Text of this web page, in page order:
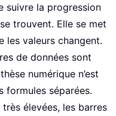
suivre la progression
trouvent. Elle se met
les valeurs changent.
de données sont
numérique n’est
formules séparées.
élevées, les barres